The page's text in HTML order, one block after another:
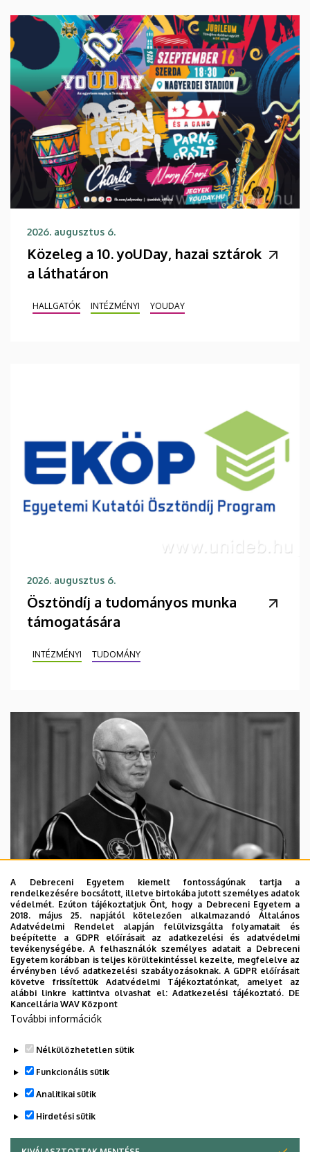
2026. augusztus 6.
Közeleg a 10. yoUDay, hazai sztárok
a láthatáron
HALLGATÓK INTÉZMÉNYI YOUDAY
2026. augusztus 6.
Ösztöndíj a tudományos munka
támogatására
INTÉZMÉNYI TUDOMÁNY
2026. augusztus 5.
Díszdoktorát gyászolja a Debreceni
Egyetem
INTÉZMÉNYI TTK TUDOMÁNY
A Debreceni Egyetem kiemelt fontosságúnak tartja a
rendelkezésére bocsátott, illetve birtokába jutott személyes adatok
védelmét. Ezúton tájékoztatjuk Önt, hogy a Debreceni Egyetem a
2018. május 25. napjától kötelezően alkalmazandó Általános
Adatvédelmi Rendelet alapján felülvizsgálta folyamatait és
beépítette a GDPR előírásait az adatkezelési és adatvédelmi
tevékenységébe. A felhasználók személyes adatait a Debreceni
Egyetem korábban is teljes körültekintéssel kezelte, megfelelve az
érvényben lévő adatkezelési szabályozásoknak. A GDPR előírásait
követve frissítettük Adatvédelmi Tájékoztatónkat, amelyet az
alábbi linkre kattintva olvashat el:Adatkezelési tájékoztató. DE
Kancellária WAV Központ
További információk
Nélkülözhetetlen sütik
Funkcionális sütik
Analitikai sütik
Hirdetési sütik